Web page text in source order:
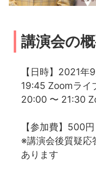
講演会の
【日時】2021年
19:45 Zoomライ
20:00 〜 21:30
【参加費】500円
※講演会後質疑応
あります